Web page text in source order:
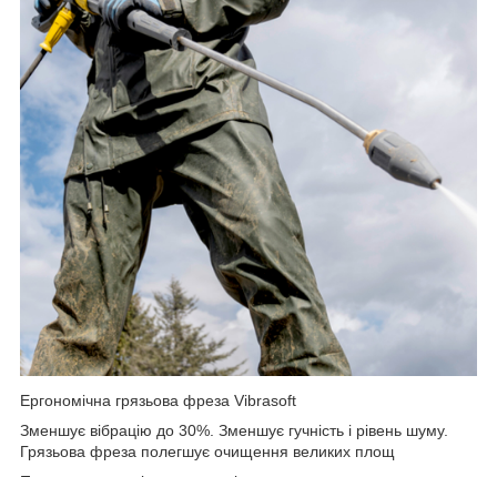
Ергономічна грязьова фреза Vibrasoft
Зменшує вібрацію до 30%. Зменшує гучність і рівень шуму.
Грязьова фреза полегшує очищення великих площ